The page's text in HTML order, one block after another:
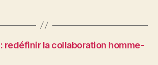
redéfinir la collaboration homme-